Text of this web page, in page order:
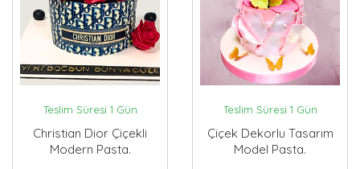
Teslim Süresi 1 Gün
Christian Dior Çiçekli
Modern Pasta.
Teslim Süresi 1 Gün
Çiçek Dekorlu Tasarım
Model Pasta.